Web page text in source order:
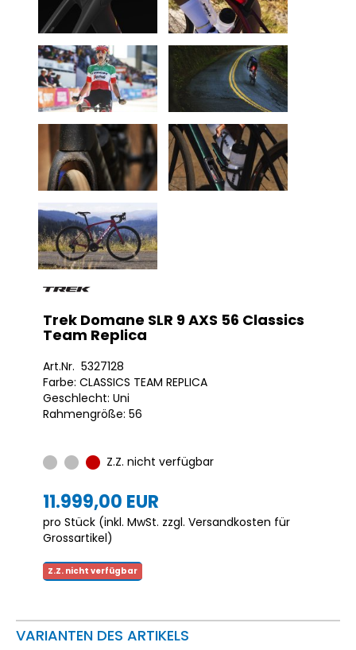
Trek Domane SLR 9 AXS 56 Classics
Team Replica
Art.Nr. 5327128
Farbe: CLASSICS TEAM REPLICA
Geschlecht: Uni
Rahmengröße: 56
Z.Z. nicht verfügbar
11.999,00 EUR
pro Stück (inkl. MwSt. zzgl. Versandkosten für
Grossartikel)
Z.Z. nicht verfügbar
VARIANTEN DES ARTIKELS